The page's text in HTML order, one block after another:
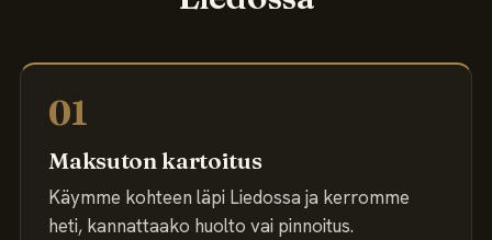
01
Maksuton kartoitus
Käymme kohteen läpi Liedossa ja kerromme
heti, kannattaako huolto vai pinnoitus.